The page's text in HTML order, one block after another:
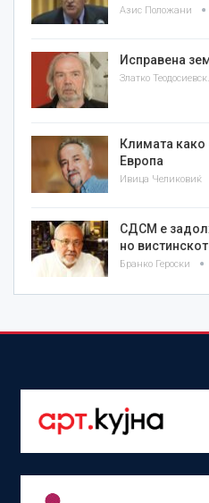
Азис Положани
Исправена
Климата
Европа
Ивица Челиковиќ
СДСМ е
но
Бранко Героски